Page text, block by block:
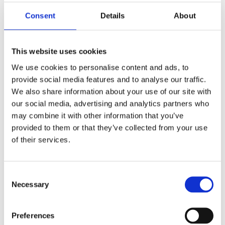
Consent Details About
This website uses cookies
We use cookies to personalise content and ads, to
provide social media features and to analyse our traffic.
We also share information about your use of our site with
our social media, advertising and analytics partners who
may combine it with other information that you’ve
provided to them or that they’ve collected from your use
of their services.
Selection
Necessary
Preferences
masáž
Hloubková relaxační masáž horkými
vulkanickými kameny
Svěřte se do odborné péče, která přináší
viditelné a dlouhodobé výsledky.